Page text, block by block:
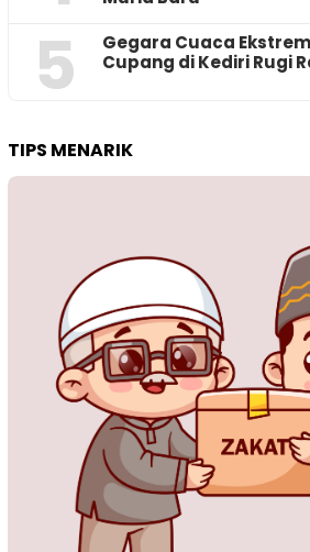
5
‎Gegara Cuaca
Cupang di Kediri Rugi
TIPS MENARIK